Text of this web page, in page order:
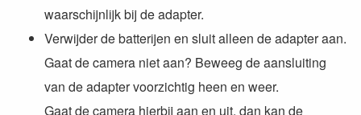
waarschijnlijk bij de adapter.
Verwijder de batterijen en sluit alleen de adapter aan.
Gaat de camera niet aan? Beweeg de aansluiting
van de adapter voorzichtig heen en weer.
Gaat de camera hierbij aan en uit, dan kan de